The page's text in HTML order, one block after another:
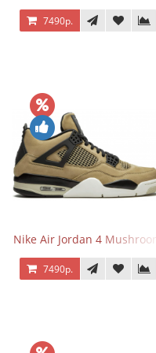
7490р.
Nike Air Jordan 4 Mushroom
7490р.